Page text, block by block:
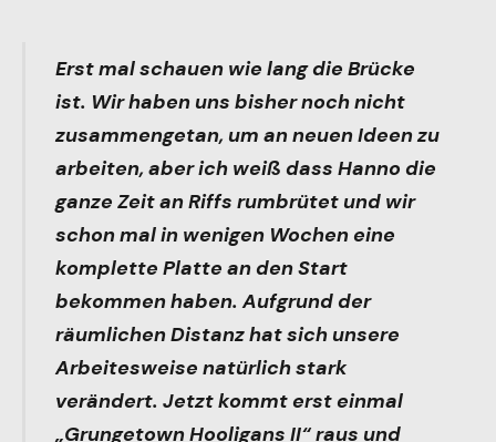
Erst mal schauen wie lang die Brücke
ist. Wir haben uns bisher noch nicht
zusammengetan, um an neuen Ideen zu
arbeiten, aber ich weiß dass Hanno die
ganze Zeit an Riffs rumbrütet und wir
schon mal in wenigen Wochen eine
komplette Platte an den Start
bekommen haben. Aufgrund der
räumlichen Distanz hat sich unsere
Arbeitesweise natürlich stark
verändert. Jetzt kommt erst einmal
„Grungetown Hooligans II“ raus und